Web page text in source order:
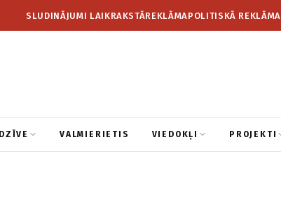
SLUDINĀJUMI LAIKRAKSTĀREKLĀMAPOLITISKĀ REKLĀMA
DZĪVE VALMIERIETIS VIEDOKĻI PROJEKTI